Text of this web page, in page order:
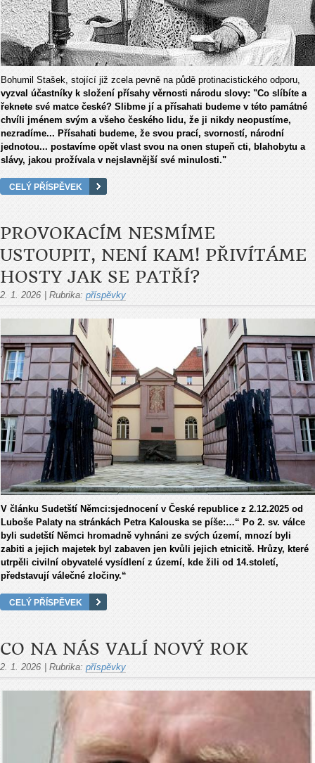
Bohumil Stašek, stojící již zcela pevně na půdě protinacistického odporu,
vyzval účastníky k složení přísahy věrnosti národu slovy: "Co slíbíte a
řeknete své matce české? Slibme jí a přísahati budeme v této památné
chvíli jménem svým a všeho českého lidu, že ji nikdy neopustíme,
nezradíme... Přísahati budeme, že svou prací, svorností, národní
jednotou... postavíme opět vlast svou na onen stupeň cti, blahobytu a
slávy, jakou prožívala v nejslavnější své minulosti."
CELÝ PŘÍSPĚVEK
PROVOKACÍM NESMÍME
USTOUPIT, NENÍ KAM! PŘIVÍTÁME
HOSTY JAK SE PATŘÍ?
2. 1. 2026 | Rubrika: příspěvky
V článku Sudetští Němci:sjednocení v České republice z 2.12.2025 od
Luboše Palaty na stránkách Petra Kalouska se píše:…“ Po 2. sv. válce
byli sudetští Němci hromadně vyhnáni ze svých území, mnozí byli
zabiti a jejich majetek byl zabaven jen kvůli jejich etnicitě. Hrůzy, které
utrpěli civilní obyvatelé vysídlení z území, kde žili od 14.století,
představují válečné zločiny.“
CELÝ PŘÍSPĚVEK
CO NA NÁS VALÍ NOVÝ ROK
2. 1. 2026 | Rubrika: příspěvky